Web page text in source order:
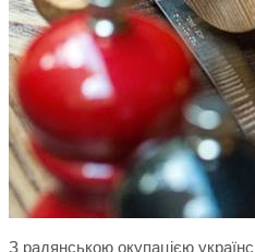
З радянською окупацією